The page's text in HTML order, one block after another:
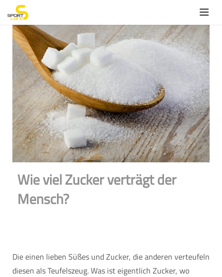
Home
Fitness
Gesundheit
Sport
Wellness
Aktuelles
Öffnungszeiten
Über uns
Wie viel Zucker verträgt der
Mensch?
Blog
Die einen lieben Süßes und Zucker, die anderen verteufeln
diesen als Teufelszeug. Was ist eigentlich Zucker, wo